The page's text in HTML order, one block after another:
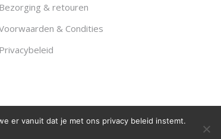
Bezorging & retouren
& Condities
Privacybeleid
er vanuit dat je met ons privacy beleid instemt.